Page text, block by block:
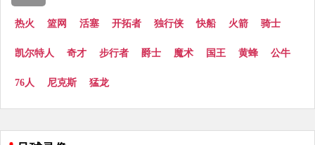
热火 篮网 活塞 开拓者 独行侠 快船 火箭 骑士
凯尔特人 奇才 步行者 爵士 魔术 国王 黄蜂 公牛
76人 尼克斯 猛龙